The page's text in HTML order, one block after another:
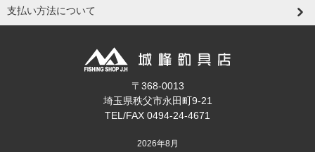
支払い方法について
〒368-0013
埼玉県秩父市永田町9-21
TEL/FAX 0494-24-4671
2026年8月